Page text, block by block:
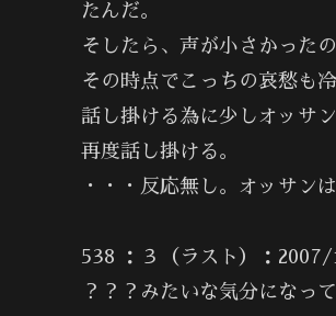
たんだ。
そしたら、声が小さかった
その時点でこっちの哀愁も
話し掛ける為に少しオッサ
再度話し掛ける。
・・・反応無し。オッサン
538 ：３（ラスト）：
？？？みたいな気分になっ